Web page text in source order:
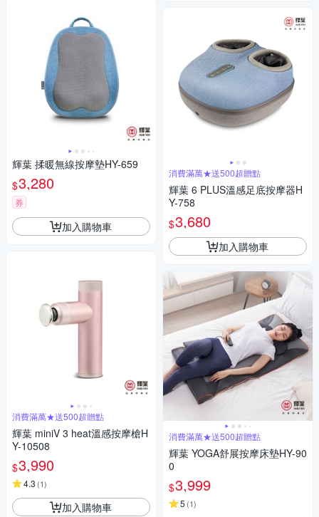
輝葉 揉暖無線按摩墊HY-659
$3,280
券
加入購物車
消費滿萬★送500超贈點
輝葉 miniV 3 heat溫感按摩槍H
Y-10508
$3,990
4.3 (1)
加入購物車
消費滿萬★送500超贈點
輝葉 6 PLUS溫感足底按摩器H
Y-758
$3,680
加入購物車
消費滿萬★送500超贈點
輝葉 YOGA舒展按摩床墊HY-90
0
$3,999
5 (1)